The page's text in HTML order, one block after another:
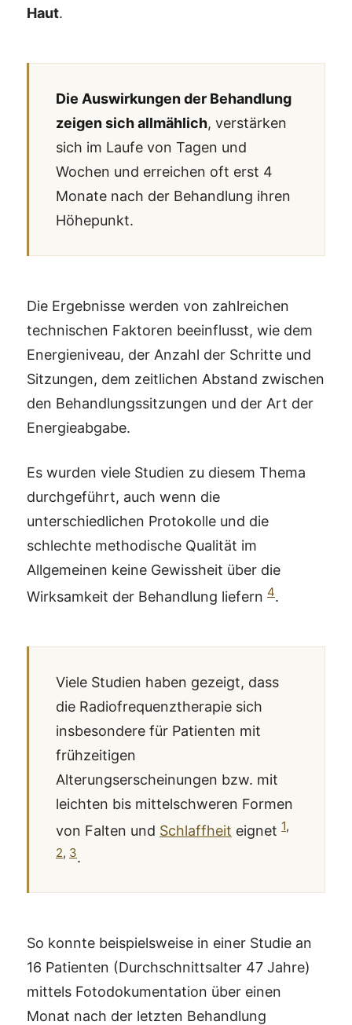
Haut.
Die Auswirkungen der Behandlung
zeigen sich allmählich, verstärken
sich im Laufe von Tagen und
Wochen und erreichen oft erst 4
Monate nach der Behandlung ihren
Höhepunkt.
Die Ergebnisse werden von zahlreichen
technischen Faktoren beeinflusst, wie dem
Energieniveau, der Anzahl der Schritte und
Sitzungen, dem zeitlichen Abstand zwischen
den Behandlungssitzungen und der Art der
Energieabgabe.
Es wurden viele Studien zu diesem Thema
durchgeführt, auch wenn die
unterschiedlichen Protokolle und die
schlechte methodische Qualität im
Allgemeinen keine Gewissheit über die
Wirksamkeit der Behandlung liefern 4.
Viele Studien haben gezeigt, dass
die Radiofrequenztherapie sich
insbesondere für Patienten mit
frühzeitigen
Alterungserscheinungen bzw. mit
leichten bis mittelschweren Formen
von Falten und Schlaffheit eignet 1,
2, 3.
So konnte beispielsweise in einer Studie an
16 Patienten (Durchschnittsalter 47 Jahre)
mittels Fotodokumentation über einen
Monat nach der letzten Behandlung